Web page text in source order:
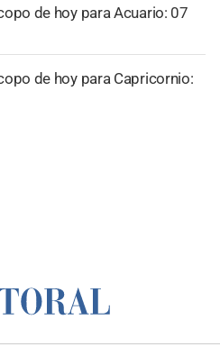
de hoy para Acuario: 07
de hoy para Capricornio: